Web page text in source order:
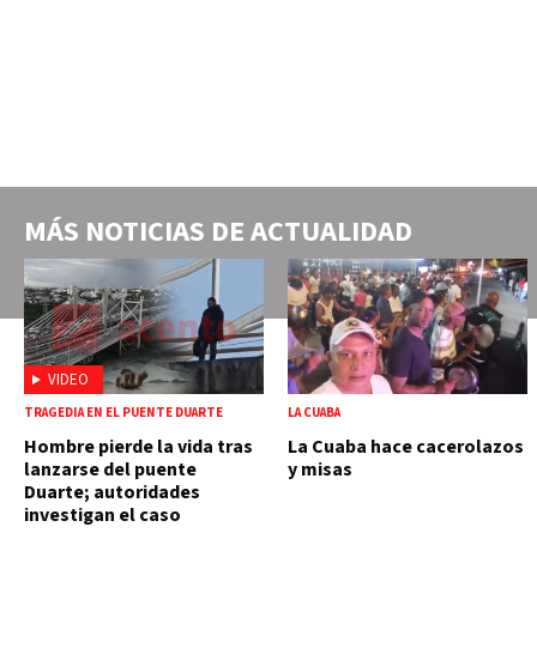
MÁS NOTICIAS DEACTUALIDAD
VIDEO
TRAGEDIA EN EL PUENTE DUARTE
Hombre pierde la vida tras
lanzarse del puente
Duarte; autoridades
investigan el caso
LA CUABA
La Cuaba hace cacerolazos
y misas